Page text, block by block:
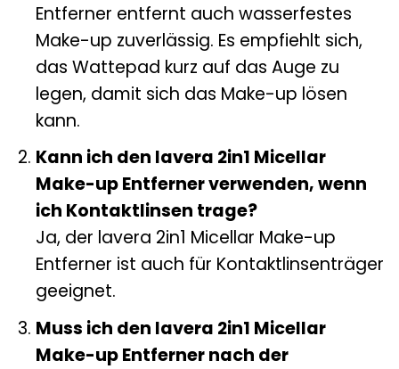
Entferner entfernt auch wasserfestes
Make-up zuverlässig. Es empfiehlt sich,
das Wattepad kurz auf das Auge zu
legen, damit sich das Make-up lösen
kann.
Kann ich den lavera 2in1 Micellar
Make-up Entferner verwenden, wenn
ich Kontaktlinsen trage?
Ja, der lavera 2in1 Micellar Make-up
Entferner ist auch für Kontaktlinsenträger
geeignet.
Muss ich den lavera 2in1 Micellar
Make-up Entferner nach der